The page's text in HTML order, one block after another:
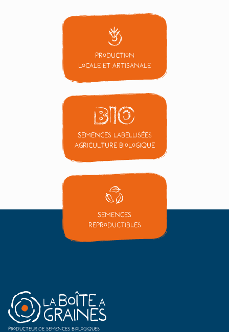
Production
locale et artisanale
Semences labellisées
Agriculture Biologique
Semences
reproductibles
Producteur de semences biologiques